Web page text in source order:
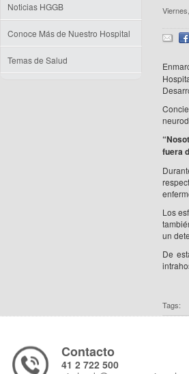
Noticias HGGB
Conoce Más de Nuestro Hospital
Temas de Salud
fuera
Los
un
De
Tags:
Contacto
41 2 722 500